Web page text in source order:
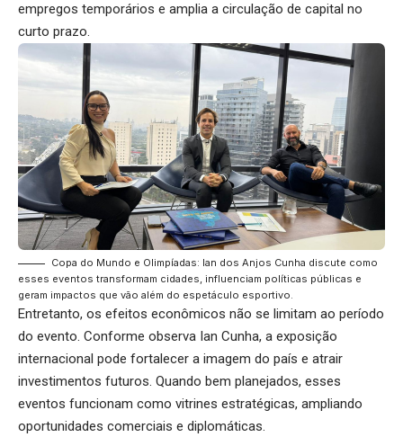
empregos temporários e amplia a circulação de capital no
curto prazo.
Copa do Mundo e Olimpíadas: Ian dos Anjos Cunha discute como
esses eventos transformam cidades, influenciam políticas públicas e
geram impactos que vão além do espetáculo esportivo.
Entretanto, os efeitos econômicos não se limitam ao período
do evento. Conforme observa Ian Cunha, a exposição
internacional pode fortalecer a imagem do país e atrair
investimentos futuros. Quando bem planejados, esses
eventos funcionam como vitrines estratégicas, ampliando
oportunidades comerciais e diplomáticas.